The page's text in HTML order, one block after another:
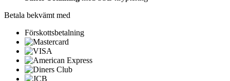
Betala bekvämt med
Förskottsbetalning